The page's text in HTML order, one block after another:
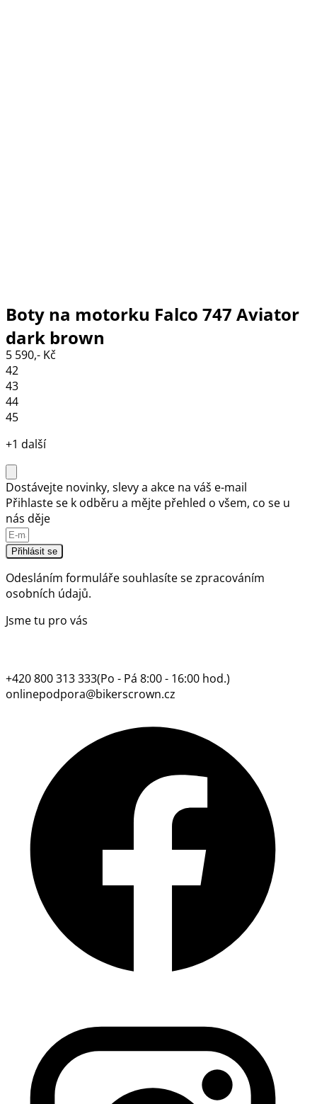
Boty na motorku Falco 747 Aviator
dark brown
5 590,- Kč
42
43
44
45
+1 další
Dostávejte novinky, slevy a akce na váš e-mail
Přihlaste se k odběru a mějte přehled o všem, co se u
nás děje
Přihlásit se
Odesláním formuláře souhlasíte sezpracováním
osobních údajů.
Jsme tu pro vás
+420 800 313 333(Po - Pá 8:00 - 16:00 hod.)
onlinepodpora@bikerscrown.cz